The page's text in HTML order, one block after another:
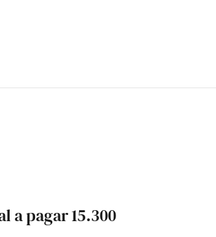
a pagar 15.300